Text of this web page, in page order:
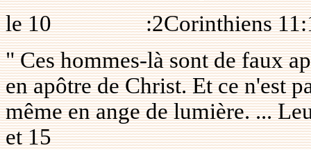
le10
:2Corinthiens
" Ces hommes-là sont de faux
en apôtre de Christ. Et ce n'est
même en ange de lumière. ...
et 15